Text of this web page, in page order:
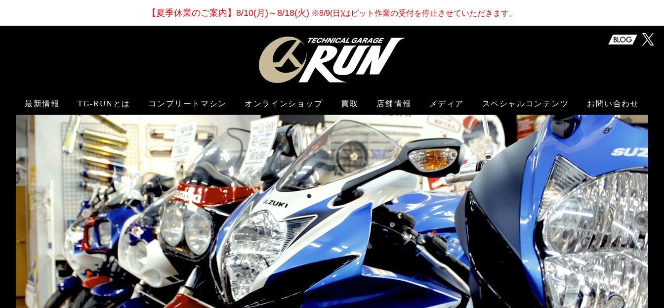
【夏季休業のご案内 】 8/10(月)～8/18(火) ※8/9(日)はピット作業の受付を停止させていただきます。
最新情報 TG-RUNとは コンプリートマシン オンラインショップ 買取 店舗情報 メディア スペシャルコンテンツ お問い合わせ